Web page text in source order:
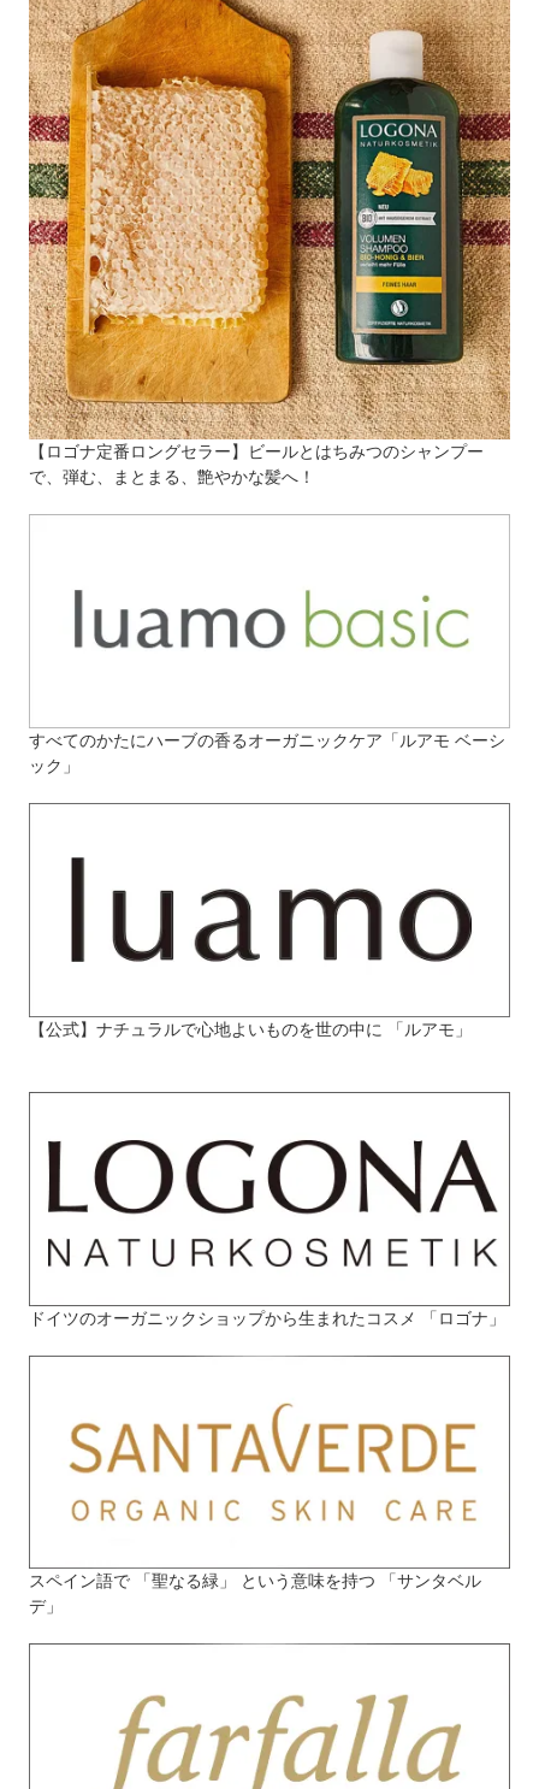
【ロゴナ定番ロングセラー】ビールとはちみつのシャンプー
で、弾む、まとまる、艶やかな髪へ！
すべてのかたにハーブの香るオーガニックケア「ルアモ ベーシ
ック」
【公式】ナチュラルで心地よいものを世の中に 「ルアモ」
ドイツのオーガニックショップから生まれたコスメ 「ロゴナ」
スペイン語で 「聖なる緑」 という意味を持つ 「サンタベル
デ」